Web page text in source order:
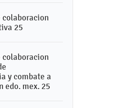
colaboracion
25
colaboracion
y combate a
edo. mex. 25